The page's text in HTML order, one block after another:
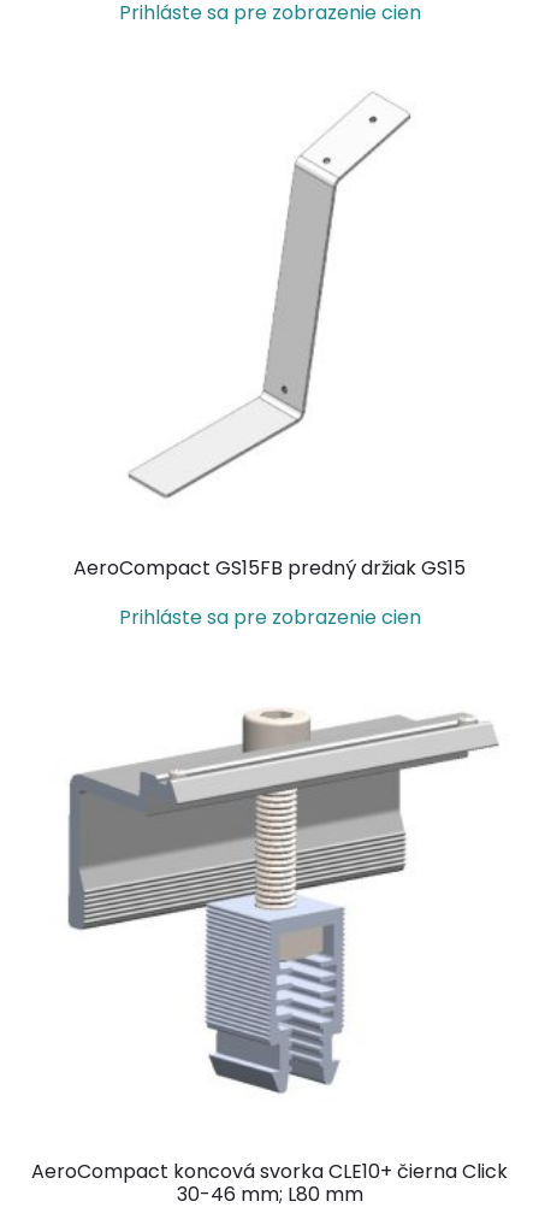
Prihláste sa pre zobrazenie cien
AeroCompact GS15FB predný držiak GS15
Prihláste sa pre zobrazenie cien
AeroCompact koncová svorka CLE10+ čierna Click
30-46 mm; L80 mm